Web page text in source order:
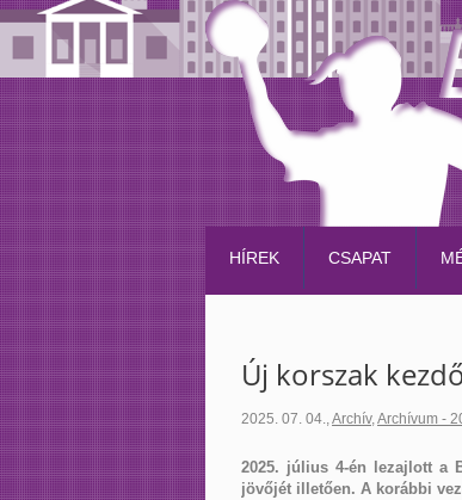
HÍREK CSAPAT
Új korszak
2025. 07. 04.,Archív,Archívum -
2025. július 4-én lezajlott a
jövőjét illetően. A korábbi